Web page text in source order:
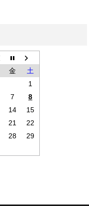
金
土
1
7
8
14
15
21
22
28
29